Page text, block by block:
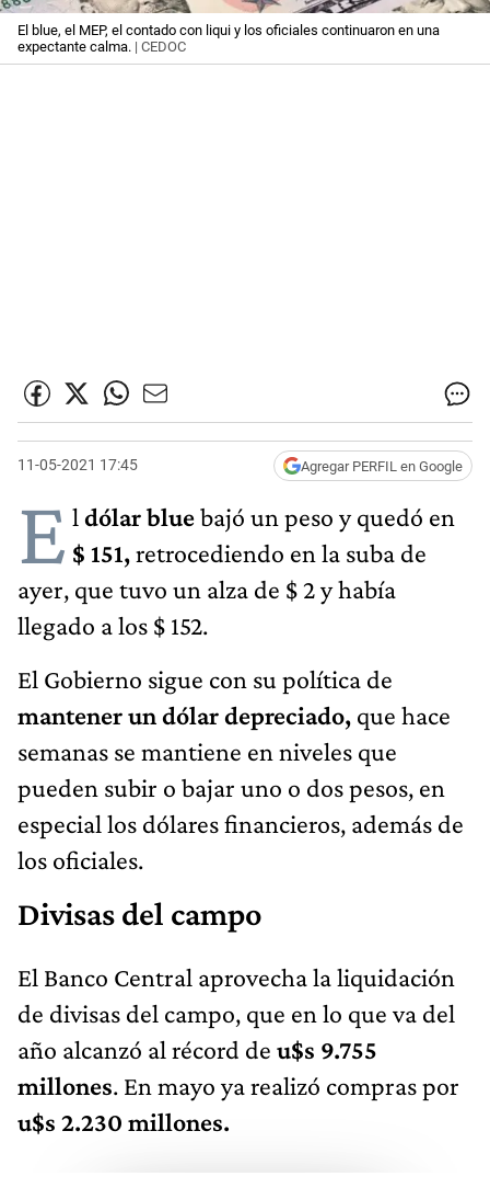
El blue, el MEP, el contado con liqui y los oficiales continuaron en una
expectante calma. | CEDOC
11-05-2021 17:45 Agregar PERFIL en Google
E l dólar bluebajó un peso y quedó en
$ 151,retrocediendo en la suba de
ayer, que tuvo un alza de $ 2 y había
llegado a los $ 152.
El Gobierno sigue con su política de
mantener un dólar depreciado, que hace
semanas se mantiene en niveles que
pueden subir o bajar uno o dos pesos, en
especial los dólares financieros, además de
los oficiales.
Divisas del campo
El Banco Central aprovecha la liquidación
de divisas del campo, que en lo que va del
año alcanzó al récord de u$s 9.755
millones. En mayo ya realizó compras por
u$s 2.230 millones.